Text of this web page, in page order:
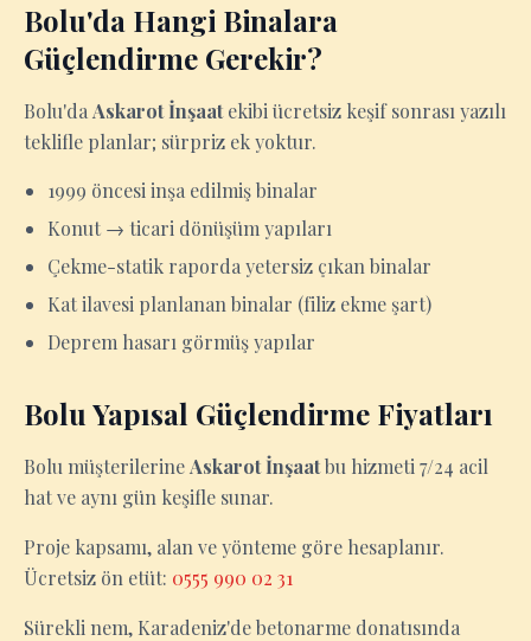
Bolu'da Hangi Binalara
Güçlendirme Gerekir?
Bolu'da Askarot İnşaatekibi ücretsiz keşif sonrası yazılı
teklifle planlar; sürpriz ek yoktur.
1999 öncesi inşa edilmiş binalar
Konut → ticari dönüşüm yapıları
Çekme-statik raporda yetersiz çıkan binalar
Kat ilavesi planlanan binalar (filiz ekme şart)
Deprem hasarı görmüş yapılar
Bolu Yapısal Güçlendirme Fiyatları
Bolu müşterilerineAskarot İnşaatbu hizmeti 7/24 acil
hat ve aynı gün keşifle sunar.
Proje kapsamı, alan ve yönteme göre hesaplanır.
Ücretsiz ön etüt: 0555 990 02 31
Sürekli nem, Karadeniz'de betonarme donatısında